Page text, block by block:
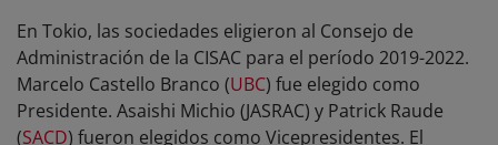
En Tokio, las sociedades eligieron al Consejo de
Administración de la CISAC para el período 2019-2022.
Marcelo Castello Branco (UBC) fue elegido como
Presidente. Asaishi Michio (JASRAC) y Patrick Raude
(SACD) fueron elegidos como Vicepresidentes. El